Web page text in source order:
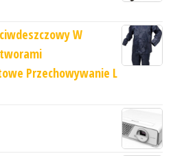
W
Przechowywanie L